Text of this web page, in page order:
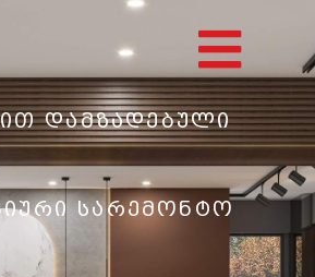
დამზადებული
სარემონტო